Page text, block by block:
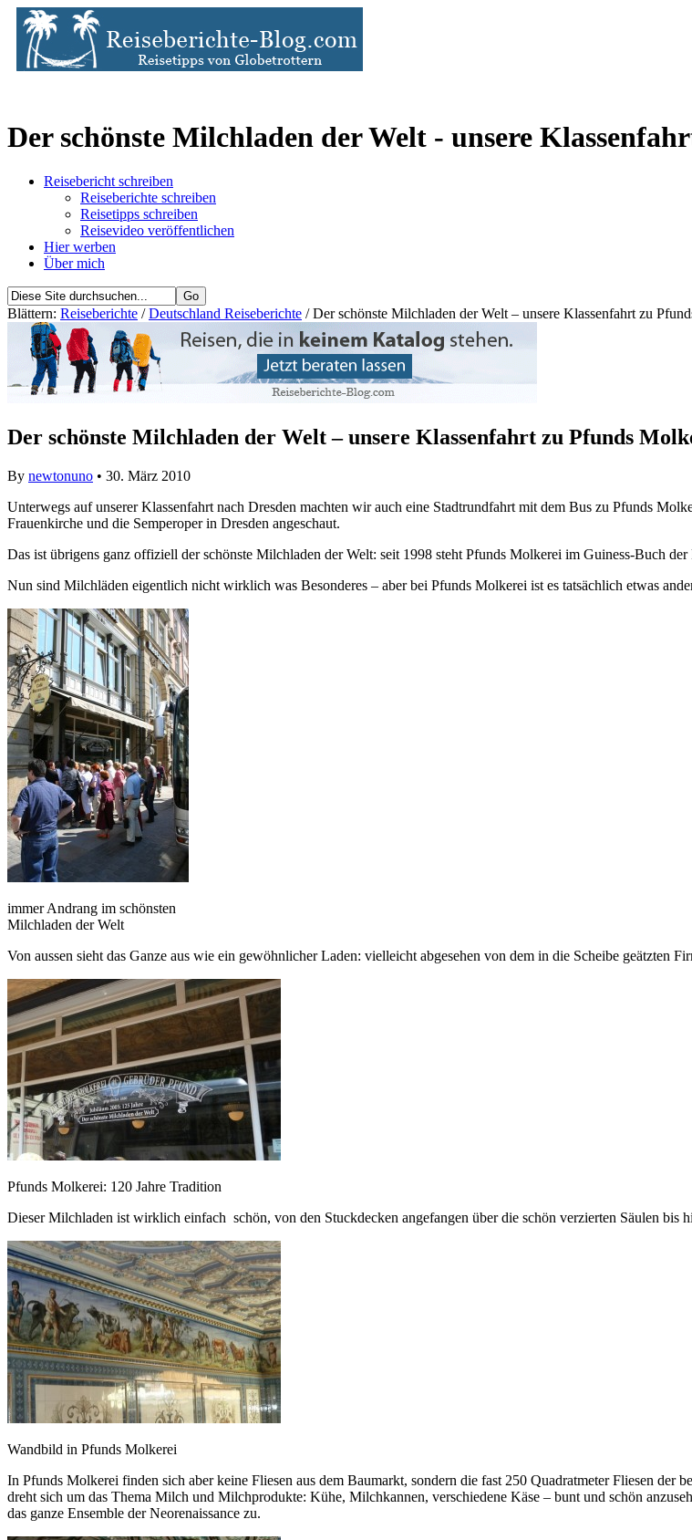
Der schönste Milchladen der Welt - unsere
Reisebericht schreiben
Reiseberichte schreiben
Reisetipps schreiben
Reisevideo veröffentlichen
Hier werben
Über mich
Blättern: Reiseberichte /Deutschland Reiseberichte / Der schönste Milchladen der Welt – unsere Klassenfahrt zu
Der schönste Milchladen der Welt – unsere Klassenfahrt zu Pfunds
By newtonuno • 30. März 2010
Unterwegs auf unserer Klassenfahrt nach Dresden machten wir auch eine Stadtrundfahrt mit dem Bus zu Pfunds
Frauenkirche und die Semperoper in Dresden angeschaut.
Das ist übrigens ganz offiziell der schönste Milchladen der Welt: seit 1998 steht Pfunds Molkerei im Guiness-Buch der
Nun sind Milchläden eigentlich nicht wirklich was Besonderes – aber bei Pfunds Molkerei ist es tatsächlich etwas
immer Andrang im schönsten
Milchladen der Welt
Von aussen sieht das Ganze aus wie ein gewöhnlicher Laden: vielleicht abgesehen von dem in die Scheibe geätzten
Pfunds Molkerei: 120 Jahre Tradition
Dieser Milchladen ist wirklich einfach schön, von den Stuckdecken angefangen über die schön verzierten Säulen bis
Wandbild in Pfunds Molkerei
In Pfunds Molkerei finden sich aber keine Fliesen aus dem Baumarkt, sondern die fast 250 Quadratmeter Fliesen
dreht sich um das Thema Milch und Milchprodukte: Kühe, Milchkannen, verschiedene Käse – bunt und schön
das ganze Ensemble der Neorenaissance zu.